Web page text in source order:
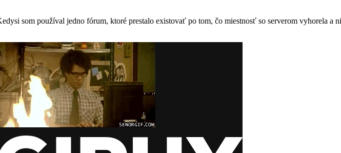
som používal jedno fórum, ktoré prestalo existovať po tom, čo miestnosť so serverom vyhorela a